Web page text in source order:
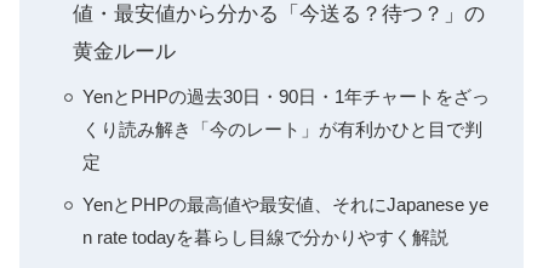
値・最安値から分かる「今送る？待つ？」の
黄金ルール
YenとPHPの過去30日・90日・1年チャートをざっ
くり読み解き「今のレート」が有利かひと目で判
定
YenとPHPの最高値や最安値、それにJapanese ye
n rate todayを暮らし目線で分かりやすく解説